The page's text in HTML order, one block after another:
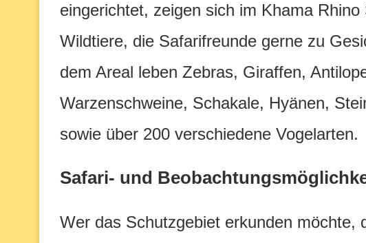
eingerichtet, zeigen sich im Khama
Wildtiere, die Safarifreunde gerne zu
dem Areal leben Zebras, Giraffen,
Warzenschweine, Schakale, Hyänen,
sowie über 200 verschiedene Vogelarten.
Safari- und
Wer das Schutzgebiet erkunden möchte,